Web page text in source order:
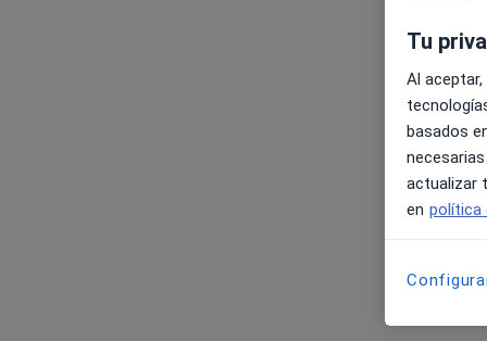
Tu
Al
basados
actualizar
en política